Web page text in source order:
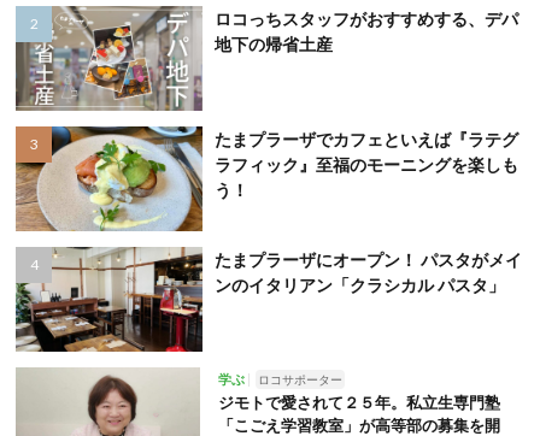
ロコっちスタッフがおすすめする、デパ
地下の帰省土産
たまプラーザでカフェといえば『ラテグ
ラフィック』至福のモーニングを楽しも
う！
たまプラーザにオープン！ パスタがメイ
ンのイタリアン「クラシカル パスタ」
学ぶ ロコサポーター
ジモトで愛されて２５年。私立生専門塾
「こごえ学習教室」が高等部の募集を開